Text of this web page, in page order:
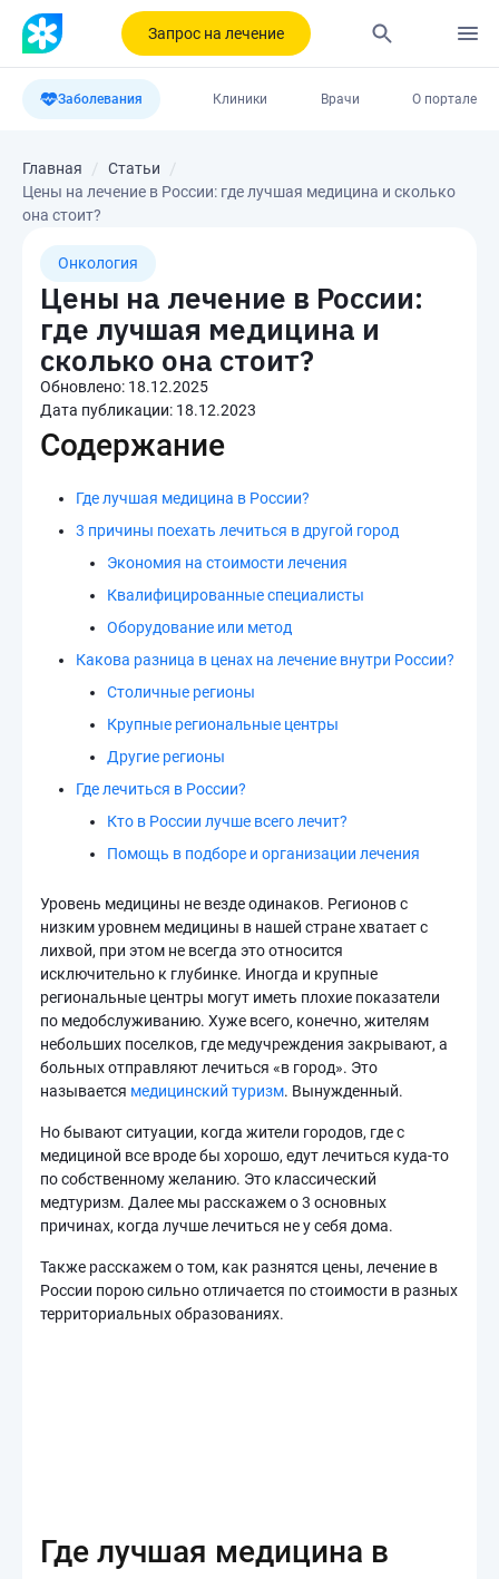
Запрос на лечение
Заболевания Клиники Врачи О портале
Главная
Статьи
Цены на лечение в России: где лучшая медицина и сколько
она стоит?
Онкология
Цены на лечение в России:
где лучшая медицина и
сколько она стоит?
Обновлено: 18.12.2025
Дата публикации: 18.12.2023
Содержание
Где лучшая медицина в России?
3 причины поехать лечиться в другой город
Экономия на стоимости лечения
Квалифицированные специалисты
Оборудование или метод
Какова разница в ценах на лечение внутри России?
Столичные регионы
Крупные региональные центры
Другие регионы
Где лечиться в России?
Кто в России лучше всего лечит?
Помощь в подборе и организации лечения
Уровень медицины не везде одинаков. Регионов с
низким уровнем медицины в нашей стране хватает с
лихвой, при этом не всегда это относится
исключительно к глубинке. Иногда и крупные
региональные центры могут иметь плохие показатели
по медобслуживанию. Хуже всего, конечно, жителям
небольших поселков, где медучреждения закрывают, а
больных отправляют лечиться «в город». Это
называется медицинский туризм. Вынужденный.
Но бывают ситуации, когда жители городов, где с
медициной все вроде бы хорошо, едут лечиться куда-то
по собственному желанию. Это классический
медтуризм. Далее мы расскажем о 3 основных
причинах, когда лучше лечиться не у себя дома.
Также расскажем о том, как разнятся цены, лечение в
России порою сильно отличается по стоимости в разных
территориальных образованиях.
Где лучшая медицина в